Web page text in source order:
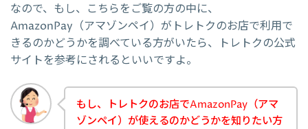
なので、もし、こちらをご覧の方の中に、
AmazonPay（アマゾンペイ）がトレトクのお店で利用で
きるのかどうかを調べている方がいたら、トレトクの公式
サイトを参考にされるといいですよ。
もし、トレトクのお店でAmazonPay（アマ
ゾンペイ）が使えるのかどうかを知りたい方